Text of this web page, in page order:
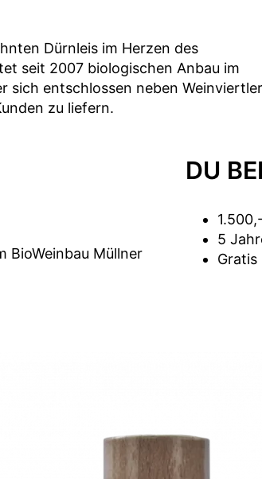
Dürnleis im Herzen des
seit 2007 biologischen Anbau im
sich entschlossen neben Weinviertler
zu liefern.
BioWeinbau Müllner
DU
5
Gratis